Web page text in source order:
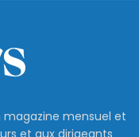
magazine mensuel et
et aux dirigeants